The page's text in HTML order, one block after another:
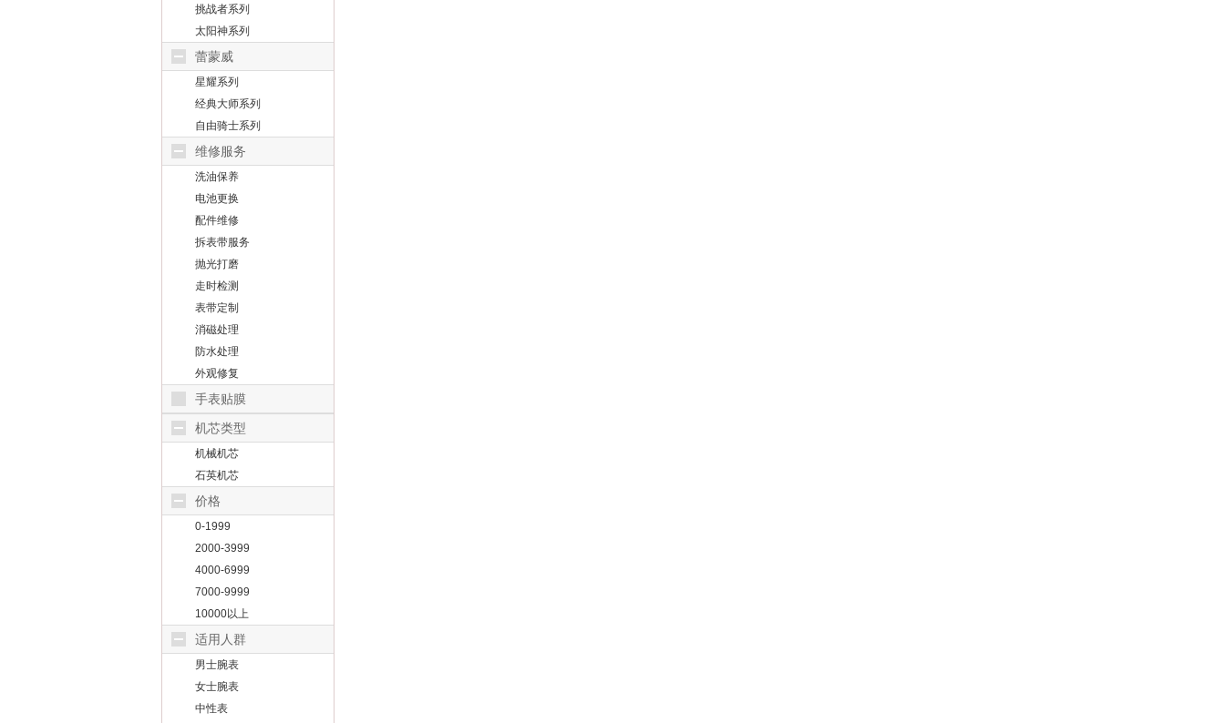
挑战者系列
太阳神系列
蕾蒙威
星耀系列
经典大师系列
自由骑士系列
维修服务
洗油保养
电池更换
配件维修
拆表带服务
抛光打磨
走时检测
表带定制
消磁处理
防水处理
外观修复
手表贴膜
机芯类型
机械机芯
石英机芯
价格
0-1999
2000-3999
4000-6999
7000-9999
10000以上
适用人群
男士腕表
女士腕表
中性表